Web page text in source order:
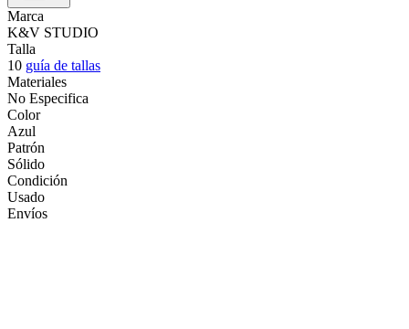
Marca
K&V STUDIO
Talla
10 guía de tallas
Materiales
No Especifica
Color
Azul
Patrón
Sólido
Condición
Usado
Envíos